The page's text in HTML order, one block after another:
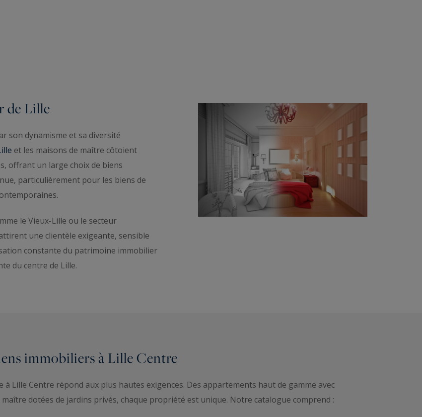
de Lille
son dynamisme et sa diversité
et les maisons de maître côtoient
offrant un large choix de biens
particulièrement pour les biens de
le Vieux-Lille ou le secteur
une clientèle exigeante, sensible
constante du patrimoine immobilier
du centre de Lille.
immobiliers à Lille Centre
Lille Centre répond aux plus hautes exigences. Des appartements haut de gamme avec
dotées de jardins privés, chaque propriété est unique. Notre catalogue comprend :